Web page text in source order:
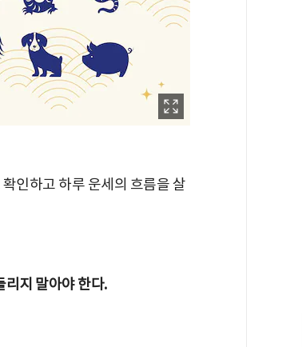
인하고 하루 운세의 흐름을 살
리지 말아야 한다.